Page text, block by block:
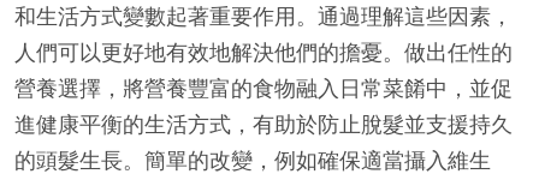
和生活方式變數起著重要作用。通過理解這些因素，
人們可以更好地有效地解決他們的擔憂。做出任性的
營養選擇，將營養豐富的食物融入日常菜餚中，並促
進健康平衡的生活方式，有助於防止脫髮並支援持久
的頭髮生長。簡單的改變，例如確保適當攝入維生